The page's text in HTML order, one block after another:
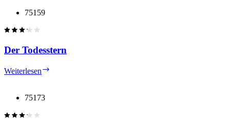
75159
Der Todesstern
Weiterlesen
75173